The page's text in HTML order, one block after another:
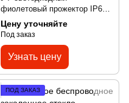
фиолетовый прожектор IP65
водонепроницаемый парк
развлечений тематическое
декоративное освещение
Цену уточняйте
Под заказ
Узнать цену
ПОД ЗАКАЗ